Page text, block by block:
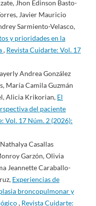
Jhon Edinson Basto-
Javier Mauricio
Sarmiento-Velasco,
y prioridades en la
, Revista Cuidarte: Vol. 17
Andrea González
María Camila Guzmán
Alicia Krikorian, El
del paciente
Vol. 17 Núm. 2 (2026):
Casallas
Garzón, Olivia
Jeannette Caraballo-
Experiencias de
broncopulmonar y
, Revista Cuidarte: